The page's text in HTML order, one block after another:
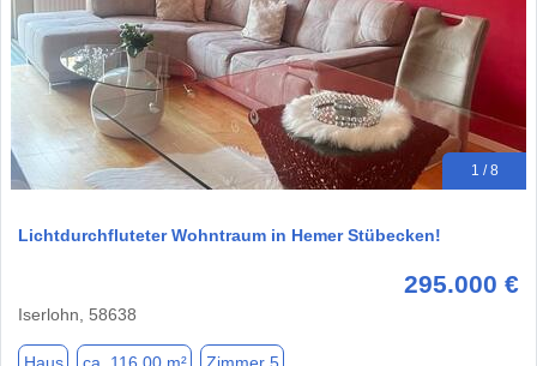
1 / 8
Lichtdurchfluteter Wohntraum in Hemer Stübecken!
295.000 €
Iserlohn, 58638